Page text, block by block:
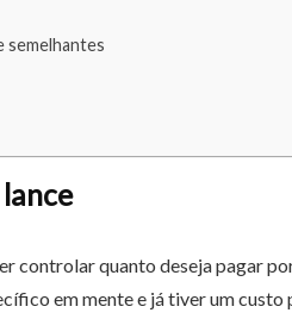
semelhantes
controlar quanto deseja pagar
em mente e já tiver um custo